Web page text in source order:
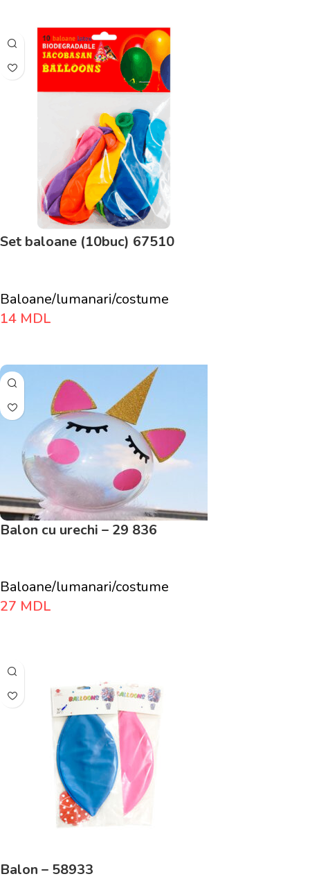
Set baloane (10buc) 67510
Baloane/lumanari/costume
14 MDL
Balon cu urechi – 29 836
Baloane/lumanari/costume
27 MDL
Balon – 58933